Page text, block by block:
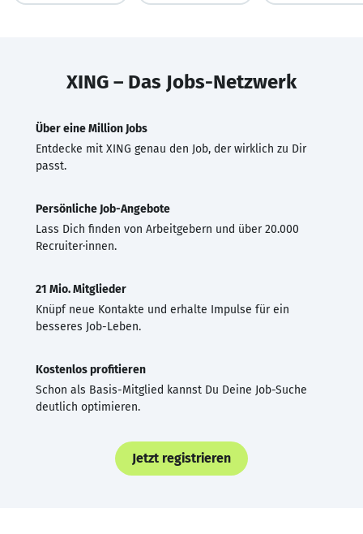
XING – Das Jobs-Netzwerk
Über eine Million Jobs
Entdecke mit XING genau den Job, der wirklich zu Dir
passt.
Persönliche Job-Angebote
Lass Dich finden von Arbeitgebern und über 20.000
Recruiter·innen.
21 Mio. Mitglieder
Knüpf neue Kontakte und erhalte Impulse für ein
besseres Job-Leben.
Kostenlos profitieren
Schon als Basis-Mitglied kannst Du Deine Job-Suche
deutlich optimieren.
Jetzt registrieren